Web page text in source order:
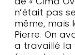
n’était pas
même, mais
Pierre. On
a travaillé la